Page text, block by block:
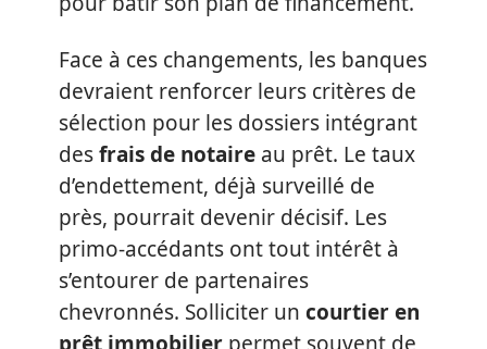
Face à ces changements, les banques
devraient renforcer leurs critères de
sélection pour les dossiers intégrant
desfrais de notaire au prêt. Le taux
d’endettement, déjà surveillé de
près, pourrait devenir décisif. Les
primo-accédants ont tout intérêt à
s’entourer de partenaires
chevronnés. Solliciter un courtier en
prêt immobilier permet souvent de